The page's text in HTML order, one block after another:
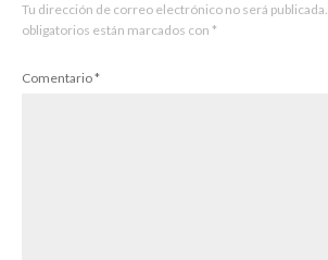
Tu dirección de correo electrónico no será publicada.
obligatorios están marcados con *
Comentario*